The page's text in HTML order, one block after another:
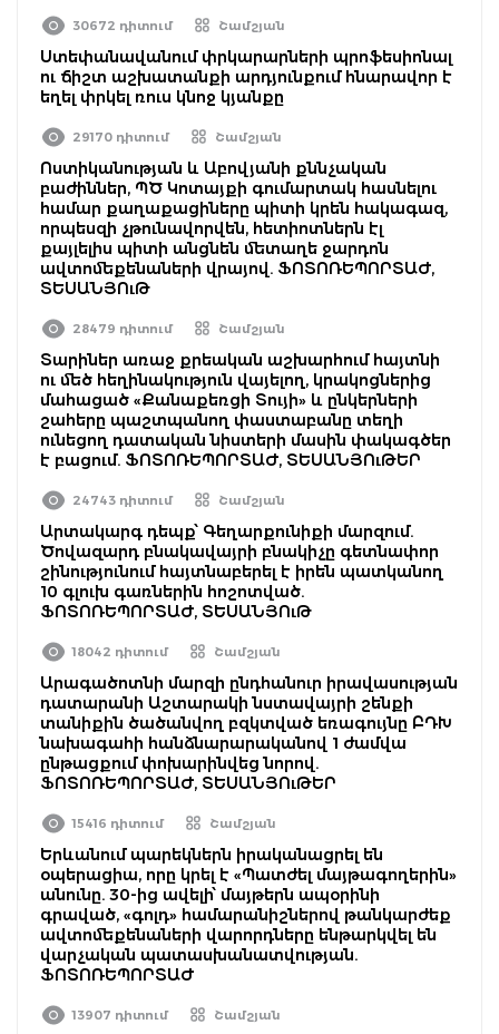
30672 դիտում Շամշյան
Ստեփանավանում փրկարարների պրոֆեսիոնալ
ու ճիշտ աշխատանքի արդյունքում հնարավոր է
եղել փրկել ռուս կնոջ կյանքը
29170 դիտում Շամշյան
Ոստիկանության և Աբովյանի քննչական
բաժիններ, ՊԾ Կոտայքի գումարտակ հասնելու
համար քաղաքացիները պիտի կրեն հակագազ,
որպեսզի չթունավորվեն, հետիոտներն էլ
քայլելիս պիտի անցնեն մետաղե ջարդոն
ավտոմեքենաների վրայով. ՖՈՏՈՌԵՊՈՐՏԱԺ,
ՏԵՍԱՆՅՈւԹ
28479 դիտում Շամշյան
Տարիներ առաջ քրեական աշխարհում հայտնի
ու մեծ հեղինակություն վայելող, կրակոցներից
մահացած «Քանաքեռցի Տույի» և ընկերների
շահերը պաշտպանող փաստաբանը տեղի
ունեցող դատական նիստերի մասին փակագծեր
է բացում. ՖՈՏՈՌԵՊՈՐՏԱԺ, ՏԵՍԱՆՅՈւԹԵՐ
24743 դիտում Շամշյան
Արտակարգ դեպք՝ Գեղարքունիքի մարզում.
Ծովազարդ բնակավայրի բնակիչը գետնափոր
շինությունում հայտնաբերել է իրեն պատկանող
10 գլուխ գառներին հոշոտված.
ՖՈՏՈՌԵՊՈՐՏԱԺ, ՏԵՍԱՆՅՈւԹ
18042 դիտում Շամշյան
Արագածոտնի մարզի ընդհանուր իրավասության
դատարանի Աշտարակի նստավայրի շենքի
տանիքին ծածանվող բզկտված եռագույնը ԲԴԽ
նախագահի հանձնարարականով 1 ժամվա
ընթացքում փոխարինվեց նորով.
ՖՈՏՈՌԵՊՈՐՏԱԺ, ՏԵՍԱՆՅՈւԹԵՐ
15416 դիտում Շամշյան
Երևանում պարեկներն իրականացրել են
օպերացիա, որը կրել է «Պատժել մայթագողերին»
անունը. 30-ից ավելի՝ մայթերն ապօրինի
գրաված, «գոլդ» համարանիշներով թանկարժեք
ավտոմեքենաների վարորդները ենթարկվել են
վարչական պատասխանատվության.
ՖՈՏՈՌԵՊՈՐՏԱԺ
13907 դիտում Շամշյան